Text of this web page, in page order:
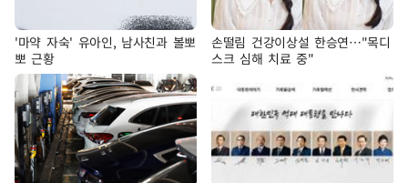
'마약 자숙' 유아인, 남사친과 볼뽀
뽀 근황
손떨림 건강이상설 한승연…"목디
스크 심해 치료 중"